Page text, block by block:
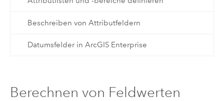
Beschreiben von Attributfeldern
Datumsfelder in ArcGIS Enterprise
Berechnen von Feldwerten